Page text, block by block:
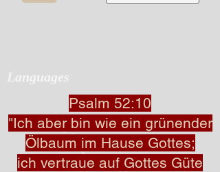
Languages
Psalm 52:10
"Ich aber bin wie ein grünender
Ölbaum im Hause Gottes;
ich vertraue auf Gottes Güte